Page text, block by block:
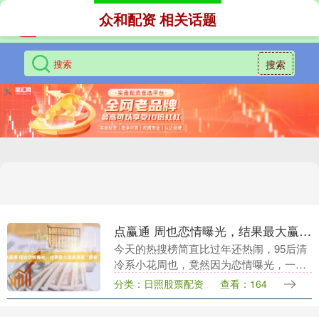
搜索
众和配资 相关话题
点赢通 周也恋情曝光，结果最大赢家竟是“窗帘”？
今天的热搜榜简直比过年还热闹，95后清
冷系小花周也，竟然因为恋情曝光，一口
气炸出了三条热搜，但最让人笑不活的
是，前两条还跟当事人有关，第三条热搜
分类：日照股票配资 查看：164